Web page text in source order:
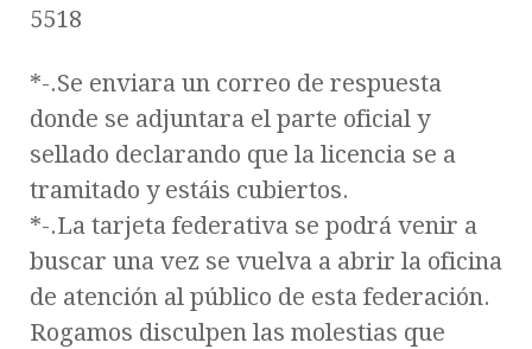
5518
*-.Se enviara un correo de respuesta
donde se adjuntara el parte oficial y
sellado declarando que la licencia se a
tramitado y estáis cubiertos.
*-.La tarjeta federativa se podrá venir a
buscar una vez se vuelva a abrir la oficina
de atención al público de esta federación.
Rogamos disculpen las molestias que